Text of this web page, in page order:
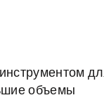
объемы